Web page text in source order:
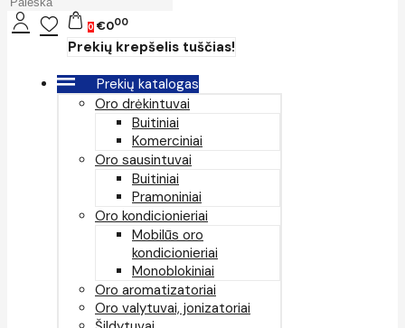
0 €000
Prekių krepšelis tuščias!
Prekių katalogas
Oro drėkintuvai
Buitiniai
Komerciniai
Oro sausintuvai
Buitiniai
Pramoniniai
Oro kondicionieriai
Mobilūs oro
kondicionieriai
Monoblokiniai
Oro aromatizatoriai
Oro valytuvai, jonizatoriai